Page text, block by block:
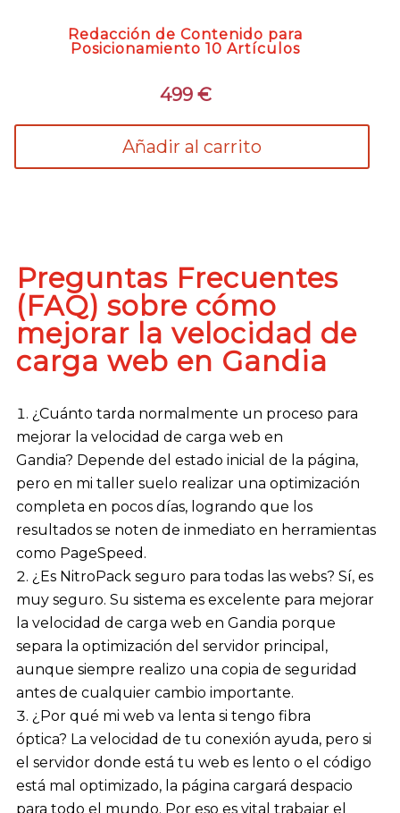
Redacción de Contenido para
Posicionamiento 10 Artículos
499 €
Añadir al carrito
Preguntas Frecuentes
(FAQ) sobre cómo
mejorar la velocidad de
carga web en Gandia
¿Cuánto tarda normalmente un proceso para
mejorar la velocidad de carga web en
Gandia? Depende del estado inicial de la página,
pero en mi taller suelo realizar una optimización
completa en pocos días, logrando que los
resultados se noten de inmediato en herramientas
como PageSpeed.
¿Es NitroPack seguro para todas las webs? Sí, es
muy seguro. Su sistema es excelente para mejorar
la velocidad de carga web en Gandia porque
separa la optimización del servidor principal,
aunque siempre realizo una copia de seguridad
antes de cualquier cambio importante.
¿Por qué mi web va lenta si tengo fibra
óptica? La velocidad de tu conexión ayuda, pero si
el servidor donde está tu web es lento o el código
está mal optimizado, la página cargará despacio
para todo el mundo. Por eso es vital trabajar el